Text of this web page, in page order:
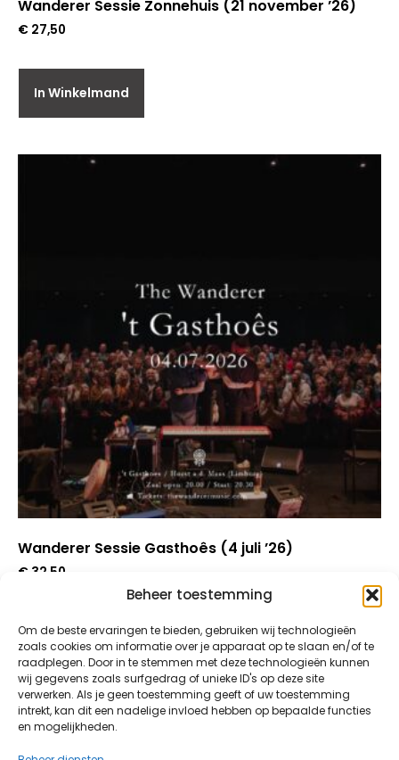
Beheer toestemming
Om de beste ervaringen te bieden, gebruiken wij technologieën
zoals cookies om informatie over je apparaat op te slaan en/of te
raadplegen. Door in te stemmen met deze technologieën kunnen
wij gegevens zoals surfgedrag of unieke ID's op deze site
verwerken. Als je geen toestemming geeft of uw toestemming
intrekt, kan dit een nadelige invloed hebben op bepaalde functies
en mogelijkheden.
Wanderer Sessie Zonnehuis (21 november ’26)
€ 27,50
In Winkelmand
Wanderer Sessie Gasthoês (4 juli ’26)
€ 32,50
In Winkelmand